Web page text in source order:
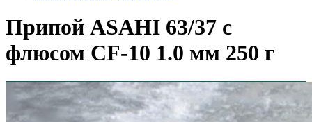
Припой ASAHI 63/37 с
флюсом CF-10 1.0 мм 250 г